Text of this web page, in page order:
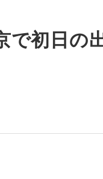
で初日の